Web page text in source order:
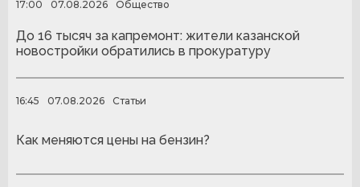
17:00 07.08.2026 Общество
До 16 тысяч за капремонт: жители казанской
новостройки обратились в прокуратуру
16:45 07.08.2026 Статьи
Как меняются цены на бензин?